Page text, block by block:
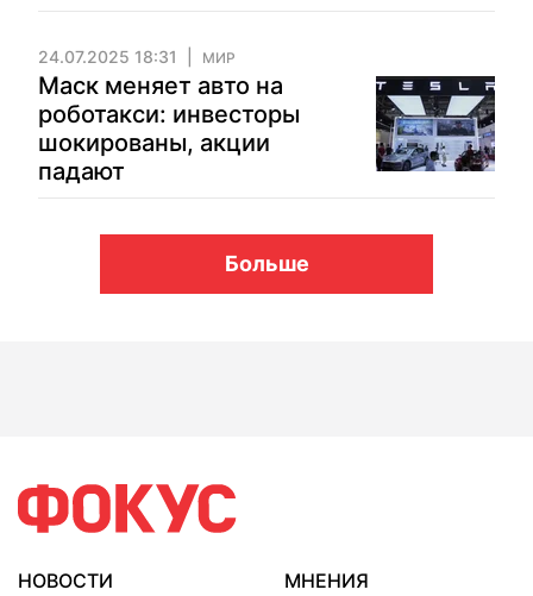
24.07.2025 18:31 МИР
Маск меняет авто на
роботакси: инвесторы
шокированы, акции
падают
Больше
НОВОСТИ
МНЕНИЯ